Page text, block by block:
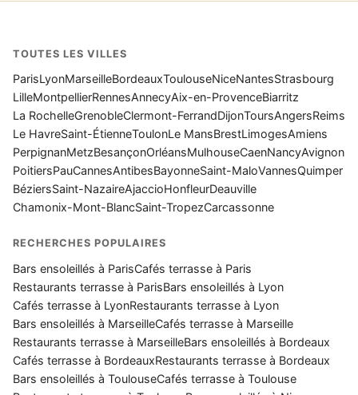
TOUTES LES VILLES
ParisLyonMarseilleBordeauxToulouseNiceNantesStrasbourg
LilleMontpellierRennesAnnecyAix-en-ProvenceBiarritz
La RochelleGrenobleClermont-FerrandDijonToursAngersReims
Le HavreSaint-ÉtienneToulonLe MansBrestLimogesAmiens
PerpignanMetzBesançonOrléansMulhouseCaenNancyAvignon
PoitiersPauCannesAntibesBayonneSaint-MaloVannesQuimper
BéziersSaint-NazaireAjaccioHonfleurDeauville
Chamonix-Mont-BlancSaint-TropezCarcassonne
RECHERCHES POPULAIRES
Bars ensoleillés à ParisCafés terrasse à Paris
Restaurants terrasse à ParisBars ensoleillés à Lyon
Cafés terrasse à LyonRestaurants terrasse à Lyon
Bars ensoleillés à MarseilleCafés terrasse à Marseille
Restaurants terrasse à MarseilleBars ensoleillés à Bordeaux
Cafés terrasse à BordeauxRestaurants terrasse à Bordeaux
Bars ensoleillés à ToulouseCafés terrasse à Toulouse